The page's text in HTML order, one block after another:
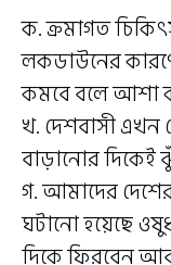
ক. ক্রমাগত
লকডাউনের
কমবে বলে আশা
খ. দেশবাসী এখন
বাড়ানোর দিকেই
গ. আমাদের
ঘটানো হয়েছে ওষুধ
দিকে ফিরবেন